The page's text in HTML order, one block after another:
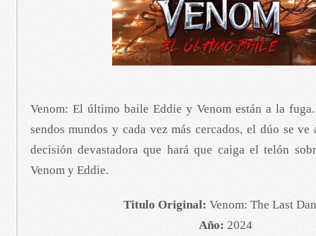
Venom: El último baile Eddie y Venom están a la
sendos mundos y cada vez más cercados, el dúo se ve
decisión devastadora que hará que caiga el telón
Venom y Eddie.
Titulo Original: Venom: The Last
Año: 2024